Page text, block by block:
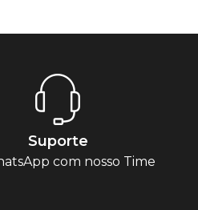
Suporte
com nosso Time